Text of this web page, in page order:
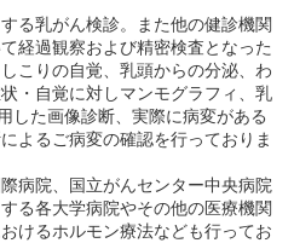
る乳がん検診。また他の健診機関
経過観察および精密検査となった
こりの自覚、乳頭からの分泌、わ
・自覚に対しマンモグラフィ、乳
した画像診断、実際に病変がある
よるご病変の確認を行っておりま
病院、国立がんセンター中央病院
る各大学病院やその他の医療機関
けるホルモン療法なども行ってお